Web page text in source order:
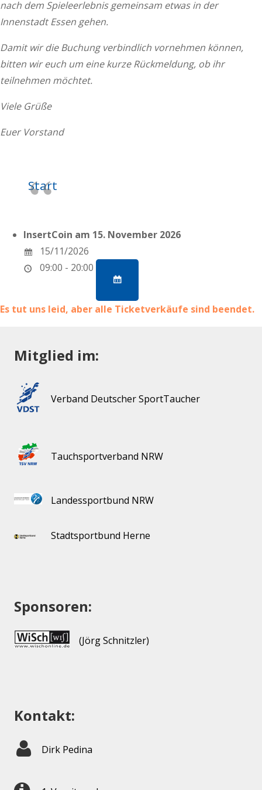
nach dem Spieleerlebnis gemeinsam etwas in der
Innenstadt Essen gehen.
Damit wir die Buchung verbindlich vornehmen können,
bitten wir euch um eine kurze Rückmeldung, ob ihr
teilnehmen möchtet.
Viele Grüße
Euer Vorstand
Start
InsertCoin am 15. November 2026
15/11/2026
09:00 - 20:00
Es tut uns leid, aber alle Ticketverkäufe sind beendet.
Mitglied im:
Verband Deutscher SportTaucher
Tauchsportverband NRW
Landessportbund NRW
Stadtsportbund Herne
Sponsoren:
(Jörg Schnitzler)
Kontakt:
Dirk Pedina